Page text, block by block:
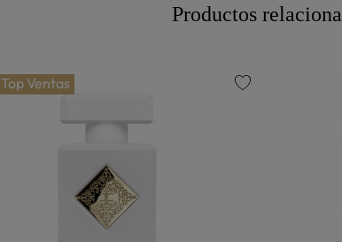
Productos
Top Ventas